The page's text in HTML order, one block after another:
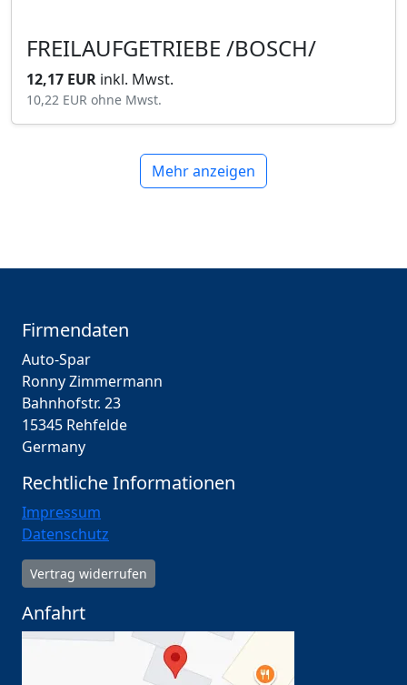
FREILAUFGETRIEBE /BOSCH/
12,17 EUR inkl. Mwst.
10,22 EUR ohne Mwst.
Mehr anzeigen
Firmendaten
Auto-Spar
Ronny Zimmermann
Bahnhofstr. 23
15345 Rehfelde
Germany
Rechtliche Informationen
Impressum
Datenschutz
Vertrag widerrufen
Anfahrt